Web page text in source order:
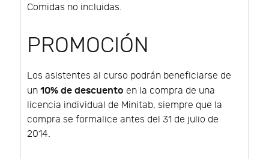
Comidas no incluidas.
PROMOCIÓN
Los asistentes al curso podrán beneficiarse de
un 10% de descuento en la compra de una
licencia individual de Minitab, siempre que la
compra se formalice antes del 31 de julio de
2014.